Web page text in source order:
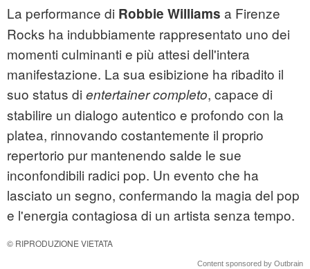
La performance di Robbie Williams a Firenze
Rocks ha indubbiamente rappresentato uno dei
momenti culminanti e più attesi dell'intera
manifestazione. La sua esibizione ha ribadito il
suo status di entertainer completo, capace di
stabilire un dialogo autentico e profondo con la
platea, rinnovando costantemente il proprio
repertorio pur mantenendo salde le sue
inconfondibili radici pop. Un evento che ha
lasciato un segno, confermando la magia del pop
e l'energia contagiosa di un artista senza tempo.
© RIPRODUZIONE VIETATA
Content sponsored by Outbrain